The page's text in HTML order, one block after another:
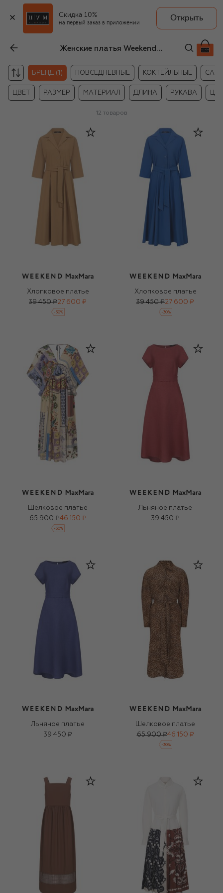
Скидка 10%
на первый заказ в приложении
Открыть
Женские платья Weekend Max Mara
БРЕНД (1) ПОВСЕДНЕВНЫЕ КОКТЕЙЛЬНЫЕ
ЦВЕТ РАЗМЕР МАТЕРИАЛ ДЛИНА РУКАВА
12 товаров
Хлопковое платье
39 450 ₽27 600 ₽
-30%
Хлопковое платье
39 450 ₽27 600 ₽
-30%
Шелковое платье
65 900 ₽46 150 ₽
-30%
Льняное платье
39 450 ₽
Льняное платье
39 450 ₽
Шелковое платье
65 900 ₽46 150 ₽
-30%